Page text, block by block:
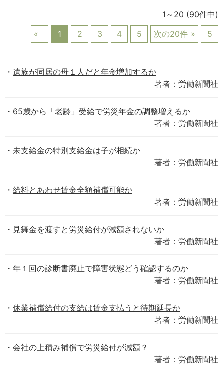
1～20 (90件中)
1
2 3 4 5 次の20件 5
遺族が同居の母１人だと年金増加するか
著者：労働新聞社
65歳から「老齢」受給で労災年金の調整増えるか
著者：労働新聞社
未支給金の特別支給金は子が相続か
著者：労働新聞社
給料とあわせ賃金全額補償可能か
著者：労働新聞社
見舞金を渡すと労災給付が減額されないか
著者：労働新聞社
年１回の診断書廃止で障害状態どう確認するのか
著者：労働新聞社
休業補償給付の支給は賃金支払うと待期延長か
著者：労働新聞社
会社の上積み補償で労災給付が減額？
著者：労働新聞社